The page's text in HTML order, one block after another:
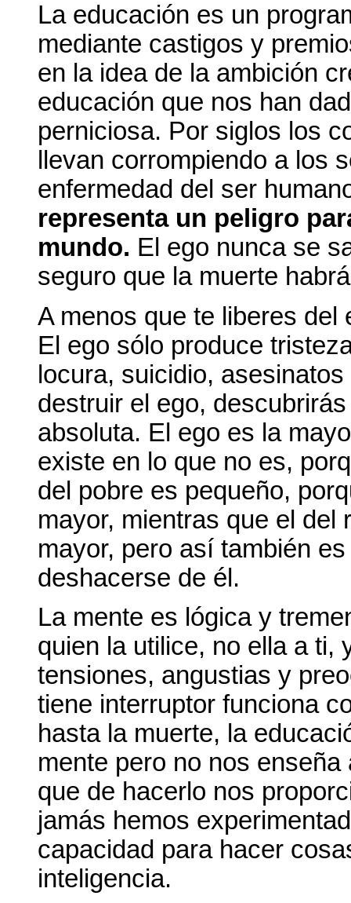
La educación es un
mediante castigos y
en la idea de la ambición
educación que nos han
perniciosa. Por siglos los
llevan corrompiendo a los
enfermedad del ser
representa un peligro
mundo. El ego nunca se
seguro que la muerte
A menos que te liberes
El ego sólo produce
locura, suicidio,
destruir el ego,
absoluta. El ego es la
existe en lo que no es,
del pobre es pequeño,
mayor, mientras que el del
mayor, pero así también
deshacerse de él.
La mente es lógica y
quien la utilice, no ella a ti,
tensiones, angustias y
tiene interruptor funciona
hasta la muerte, la
mente pero no nos
que de hacerlo nos
jamás hemos
capacidad para hacer
inteligencia.